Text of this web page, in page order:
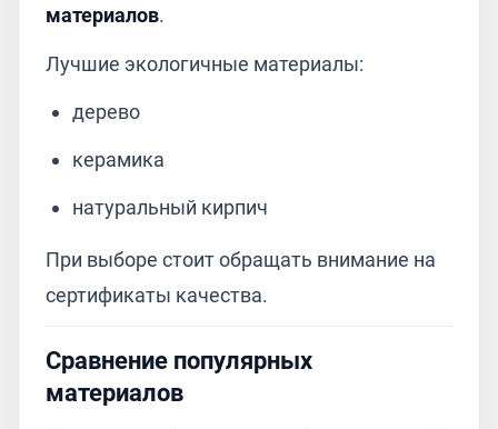
материалов.
Лучшие экологичные материалы:
дерево
керамика
натуральный кирпич
При выборе стоит обращать внимание на
сертификаты качества.
Сравнение популярных
материалов